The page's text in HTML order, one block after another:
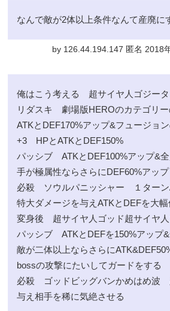
なんで敵が2体以上条件なんて産廃に
by 126.44.194.147 匿名 2018
俺はこう考える 超サイヤ人ゴジータ
リダスキ 劇場版HEROのカテゴリ
ATKとDEF170%アップ&フュージョ
+3 HPとATKとDEF150%
パッシブ ATKとDEF100%アップ&
手が極属性ならさらにDEF60%アップ
必殺 ソウルパニッシャー １ターン
特大ダメージを与えATKとDEFを大
変身後 超サイヤ人ゴッド超サイヤ人
パッシブ ATKとDEFを150%アップ
敵が二体以上ならさらに
bossの攻撃にたいしてガードをする
必殺 ゴッドビッグバンかめはめ波
与え相手を稀に気絶させる